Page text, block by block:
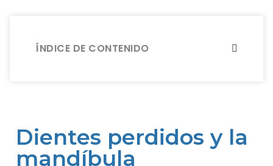
ÍNDICE DE CONTENIDO
Dientes perdidos y la
mandíbula